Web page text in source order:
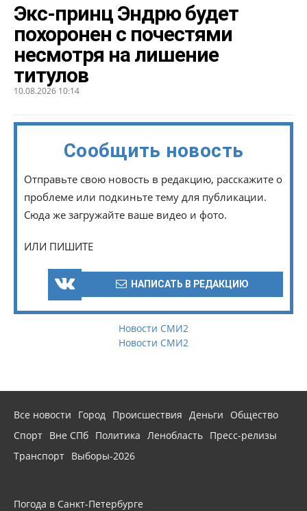
Экс-принц Эндрю будет
похоронен с почестями
несмотря на лишение
титулов
10.08.2026 10:14
Сообщить новость
Отправьте свою новость в редакцию, расскажите о
проблеме или подкиньте тему для публикации.
Сюда же загружайте ваше видео и фото.
ИЛИ ПИШИТЕ
НАПИСАТЬ В РЕДАКЦИЮ
Новости СМИ2
Новости СМИ2
Все новости Город Происшествия Деньги
Общество
Спорт Вне СПб Политика Ленобласть Пресс-релизы
Транспорт Выборы-2026
Погода в Санкт-Петербурге